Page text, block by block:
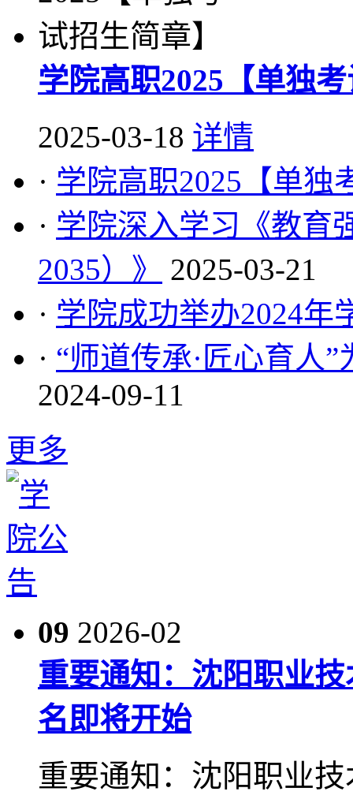
学院高职2025【单独
2025-03-18 详情
· 学院高职2025【单独
· 学院深入学习《教育
2035）》
2025-03-21
· 学院成功举办2024年
· “师道传承·匠心育人
2024-09-11
更多
09 2026-02
重要通知：沈阳职业
名即将开始
重要通知：沈阳职业